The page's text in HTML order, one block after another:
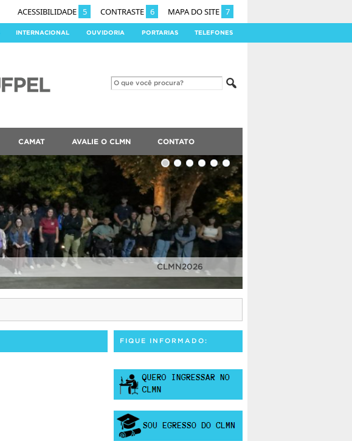
ACESSIBILIDADE 5 CONTRASTE 6 MAPA DO SITE 7
INTERNACIONAL OUVIDORIA PORTARIAS TELEFONES
CAMAT AVALIE O CLMN CONTATO
CLMN2025
FIQUE INFORMADO: